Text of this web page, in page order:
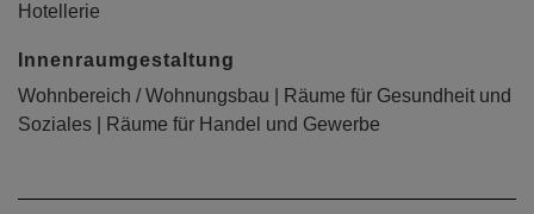
Hotellerie
Innenraumgestaltung
Wohnbereich / Wohnungsbau | Räume für Gesundheit und
Soziales | Räume für Handel und Gewerbe